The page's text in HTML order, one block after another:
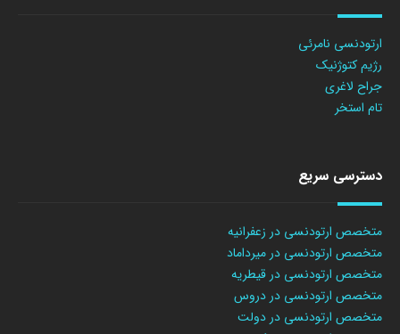
ارتودنسی نامرئی
رژیم کتوژنیک
جراح لاغری
تام استخر
دسترسی سریع
متخصص ارتودنسی در زعفرانیه
متخصص ارتودنسی در میرداماد
متخصص ارتودنسی در قیطریه
متخصص ارتودنسی در دروس
متخصص ارتودنسی در دولت